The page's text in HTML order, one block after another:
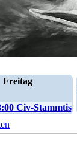
Freitag
Civ-Stammtisch